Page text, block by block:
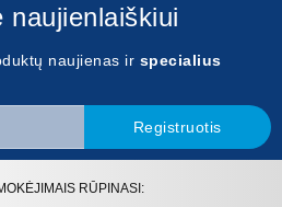
naujienlaiškiui
naujienas ir specialius
Registruotis
RŪPINASI: